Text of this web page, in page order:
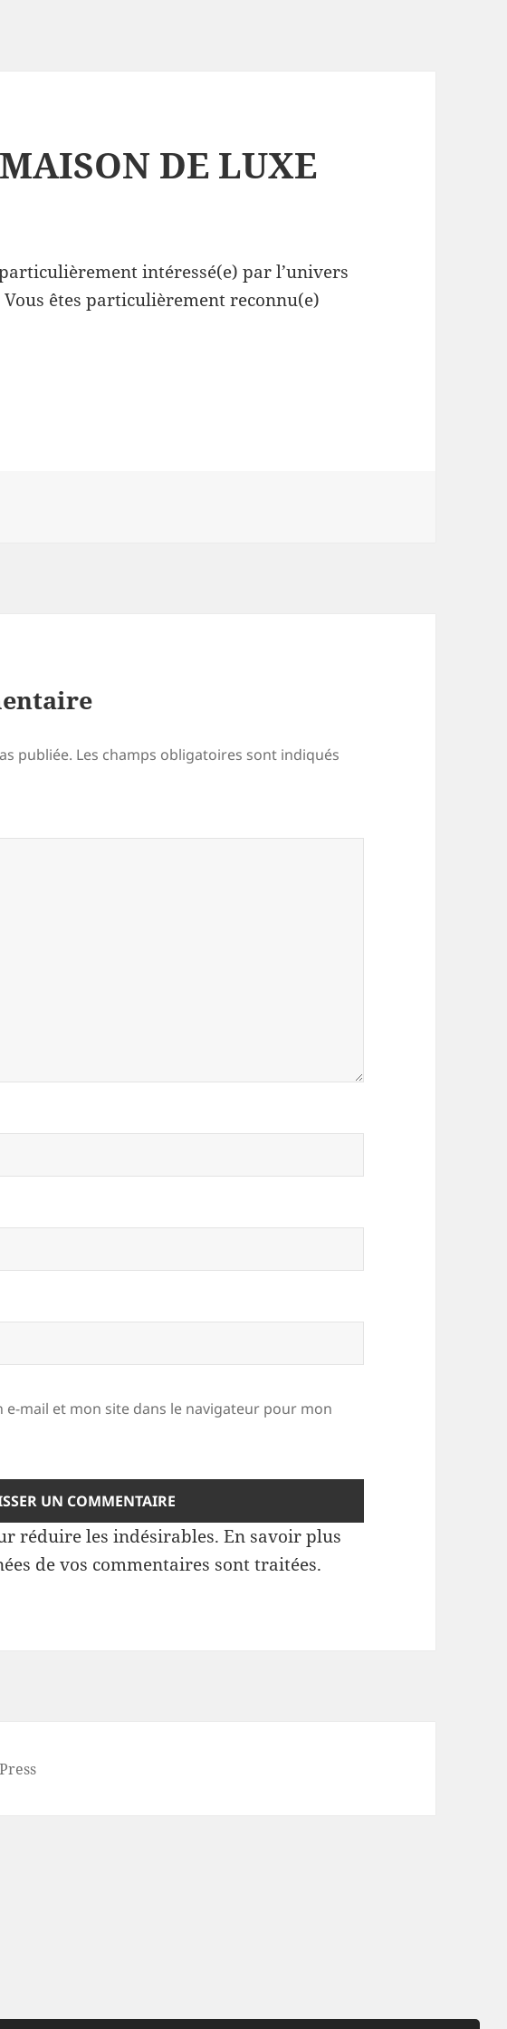
DE LUXE
intéressé(e) par l’univers
êtes particulièrement reconnu(e)
publiée. Les champs obligatoires sont indiqués
mail et mon site dans le navigateur pour mon
réduire les indésirables.En savoir plus
de vos commentaires sont traitées.